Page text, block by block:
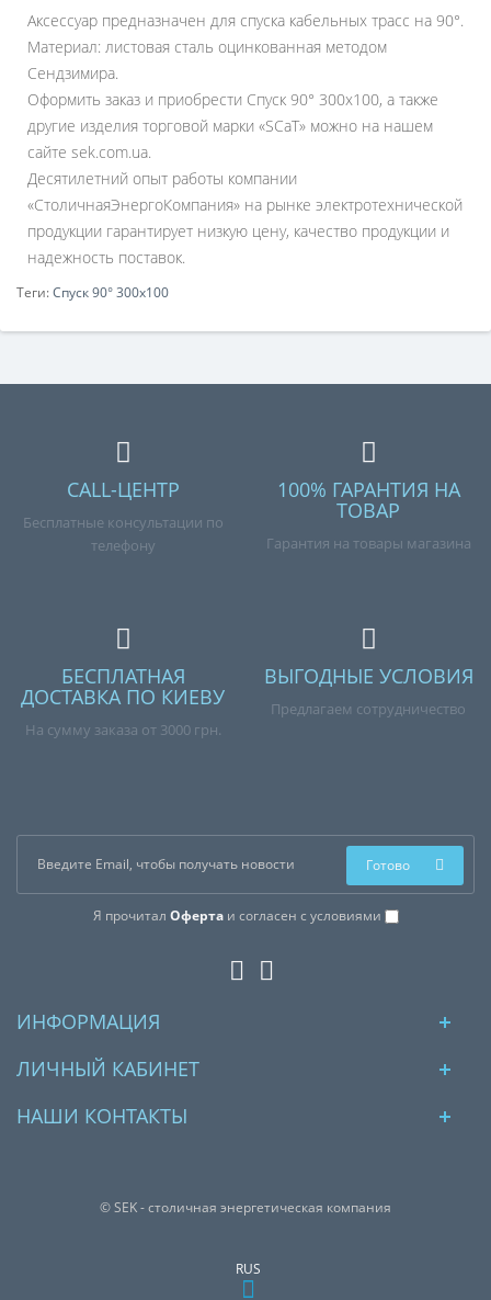
Аксессуар предназначен для спуска кабельных трасс на 90°.
Материал: листовая сталь оцинкованная методом
Сендзимира.
Оформить заказ и приобрести Спуск 90° 300х100, а также
другие изделия торговой марки «SCaT» можно на нашем
сайте sek.com.ua.
Десятилетний опыт работы компании
«СтоличнаяЭнергоКомпания» на рынке электротехнической
продукции гарантирует низкую цену, качество продукции и
надежность поставок.
Теги:Спуск 90° 300х100
CALL-ЦЕНТР
Бесплатные консультации по
телефону
100% ГАРАНТИЯ НА
ТОВАР
Гарантия на товары магазина
БЕСПЛАТНАЯ
ДОСТАВКА ПО КИЕВУ
На сумму заказа от 3000 грн.
ВЫГОДНЫЕ УСЛОВИЯ
Предлагаем сотрудничество
Я прочитал Офертаи согласен с условиями
Готово
ИНФОРМАЦИЯ
ЛИЧНЫЙ КАБИНЕТ
НАШИ КОНТАКТЫ
© SEK - столичная энергетическая компания
RUS